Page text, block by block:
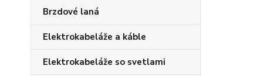
Brzdové laná
Elektrokabeláže a káble
Elektrokabeláže so svetlami